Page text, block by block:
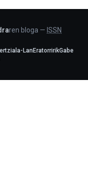
ren bloga — ISSN
LanEratorririkGabe